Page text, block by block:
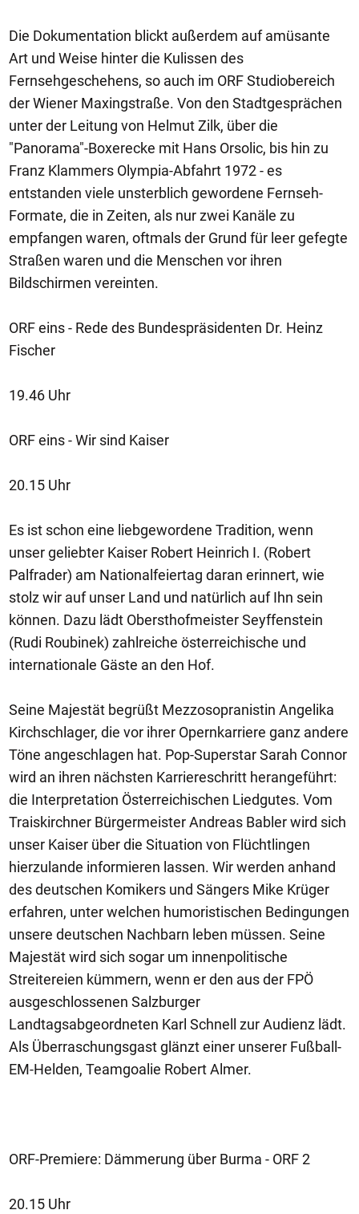
Die Dokumentation blickt außerdem auf amüsante
Art und Weise hinter die Kulissen des
Fernsehgeschehens, so auch im ORF Studiobereich
der Wiener Maxingstraße. Von den Stadtgesprächen
unter der Leitung von Helmut Zilk, über die
"Panorama"-Boxerecke mit Hans Orsolic, bis hin zu
Franz Klammers Olympia-Abfahrt 1972 - es
entstanden viele unsterblich gewordene Fernseh-
Formate, die in Zeiten, als nur zwei Kanäle zu
empfangen waren, oftmals der Grund für leer gefegte
Straßen waren und die Menschen vor ihren
Bildschirmen vereinten.
ORF eins - Rede des Bundespräsidenten Dr. Heinz
Fischer
19.46 Uhr
ORF eins - Wir sind Kaiser
20.15 Uhr
Es ist schon eine liebgewordene Tradition, wenn
unser geliebter Kaiser Robert Heinrich I. (Robert
Palfrader) am Nationalfeiertag daran erinnert, wie
stolz wir auf unser Land und natürlich auf Ihn sein
können. Dazu lädt Obersthofmeister Seyffenstein
(Rudi Roubinek) zahlreiche österreichische und
internationale Gäste an den Hof.
Seine Majestät begrüßt Mezzosopranistin Angelika
Kirchschlager, die vor ihrer Opernkarriere ganz andere
Töne angeschlagen hat. Pop-Superstar Sarah Connor
wird an ihren nächsten Karriereschritt herangeführt:
die Interpretation Österreichischen Liedgutes. Vom
Traiskirchner Bürgermeister Andreas Babler wird sich
unser Kaiser über die Situation von Flüchtlingen
hierzulande informieren lassen. Wir werden anhand
des deutschen Komikers und Sängers Mike Krüger
erfahren, unter welchen humoristischen Bedingungen
unsere deutschen Nachbarn leben müssen. Seine
Majestät wird sich sogar um innenpolitische
Streitereien kümmern, wenn er den aus der FPÖ
ausgeschlossenen Salzburger
Landtagsabgeordneten Karl Schnell zur Audienz lädt.
Als Überraschungsgast glänzt einer unserer Fußball-
EM-Helden, Teamgoalie Robert Almer.
ORF-Premiere: Dämmerung über Burma - ORF 2
20.15 Uhr